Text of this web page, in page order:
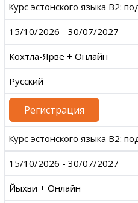
Курс эстонского языка B2:
15/10/2026 - 30/07/2027
Кохтла-Ярве + Онлайн
Русский
Регистрация
Курс эстонского языка B2:
15/10/2026 - 30/07/2027
Йыхви + Онлайн